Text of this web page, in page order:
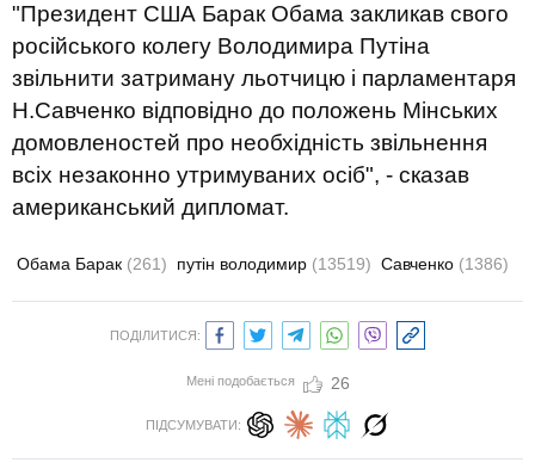
"Президент США Барак Обама закликав свого
російського колегу Володимира Путіна
звільнити затриману льотчицю і парламентаря
Н.Савченко відповідно до положень Мінських
домовленостей про необхідність звільнення
всіх незаконно утримуваних осіб", - сказав
американський дипломат.
Обама Барак (261) путін володимир (13519) Савченко (1386)
ПОДІЛИТИСЯ:
Мені подобається 26
ПІДСУМУВАТИ: